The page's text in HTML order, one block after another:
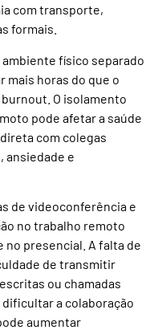
com transporte,
formais.
físico separado
mais horas do que o
O isolamento
pode afetar a saúde
com colegas
ansiedade e
de videoconferência e
no trabalho remoto
presencial. A falta de
de transmitir
ou chamadas
a colaboração
aumentar